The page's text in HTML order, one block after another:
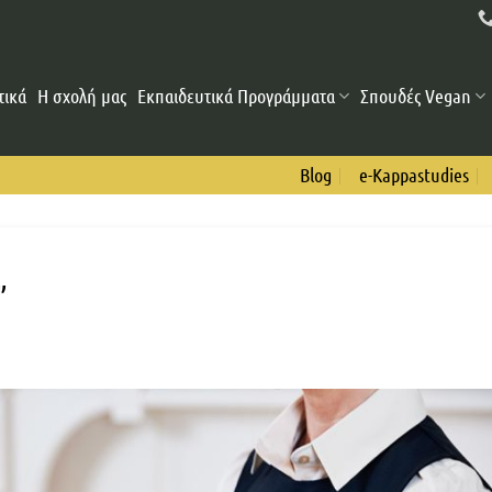
Η σχολή μας Εκπαιδευτικά Προγράμματα Σπουδές Vegan
Blog e-Kappastudies